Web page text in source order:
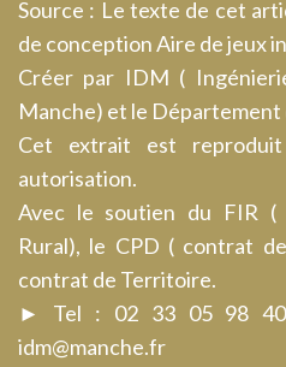
Source : Le texte de cet
de conception Aire de jeux
Créer par IDM (
Manche) et le Département
Cet extrait est
autorisation.
Avec le soutien du FIR (
Rural), le CPD ( contrat
contrat de Territoire.
► Tel : 02 33 05 98
idm@manche.fr